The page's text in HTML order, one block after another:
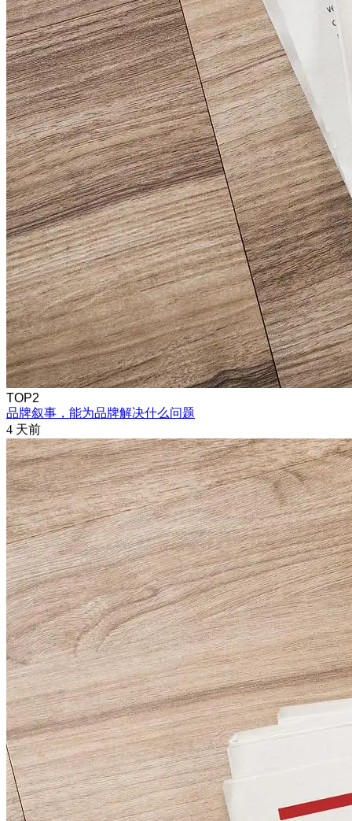
TOP2
品牌叙事，能为品牌解决什么问题
4 天前